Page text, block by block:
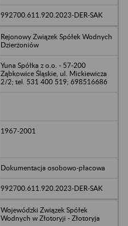
992700.611.920.2023-DER-SAK
Rejonowy Związek Spółek Wodnych
Dzierżoniów
Yuna Spółka z o.o. - 57-200
Ząbkowice Śląskie, ul. Mickiewicza
2/2; tel. 531 400 519; 698516686
1967-2001
Dokumentacja osobowo-płacowa
992700.611.920.2023-DER-SAK
Wojewódzki Związek Spółek
Wodnych w Złotoryji - Złotoryja